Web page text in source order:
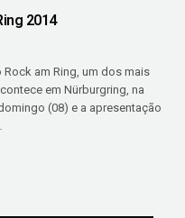
2014
am Ring, um dos mais
em Nürburgring, na
(08) e a apresentação